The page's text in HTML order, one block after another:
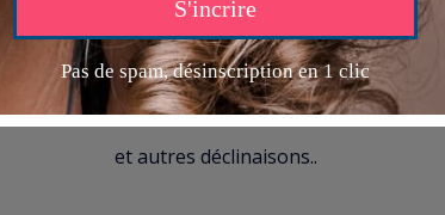
ŒUVRES ORIGINALES,
impressions sur toiles,
tirages d’art,
et autres déclinaisons..